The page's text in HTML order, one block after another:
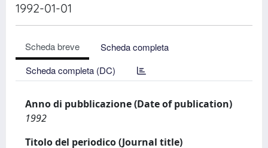
1992-01-01
Scheda breve
Scheda completa
Scheda completa (DC)
Anno di pubblicazione (Date of publication)
1992
Titolo del periodico (Journal title)